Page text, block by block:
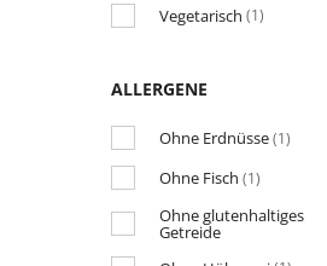
Vegetarisch (1)
ALLERGENE
Ohne Erdnüsse(1)
Ohne Fisch (1)
Ohne glutenhaltiges
Getreide